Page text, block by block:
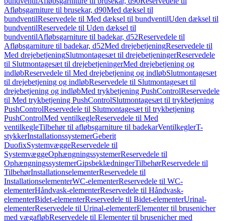
Afløbsgarniture til brusekar, d90Med dæksel til
bundventilReservedele til Med dæksel til bundventilUden dæksel til
bundventilReservedele til Uden dæksel til
bundventilAfløbsgarniture til badekar, d52Reservedele til
Afløbsgarniture til badekar, d52Med drejebetjeningReservedele til
Med drejebetjeningSlutmontagesæt til drejebetjeningerReservedele
til Slutmontagesæt til drejebetjeningerMed drejebetjening og
indløbReservedele til Med drejebetjening og indløbSlutmontagesæt
til drejebetjening og indløbReservedele til Slutmontagesæt til
drejebetjening og indløbMed trykbetjening PushControlReservedele
til Med trykbetjening PushControlSlutmontagesæt til trykbetjening
PushControlReservedele til Slutmontagesæt til trykbetjening
PushControlMed ventilkegleReservedele til Med
ventilkegleTilbehør til afløbsgarniture til badekarVentilkeglerT-
stykkerInstallationssystemerGeberit
DuofixSystemvæggeReservedele til
SystemvæggeOphængningssystemerReservedele til
OphængningssystemerGipsbeklædningerTilbehørReservedele til
TilbehørInstallationselementerReservedele til
InstallationselementerWC-elementerReservedele til WC-
elementerHåndvask-elementerReservedele til Håndvask-
elementerBidet-elementerReservedele til Bidet-elementerUrinal-
elementerReservedele til Urinal-elementerElementer til brusenicher
med vægafløbReservedele til Elementer til brusenicher med